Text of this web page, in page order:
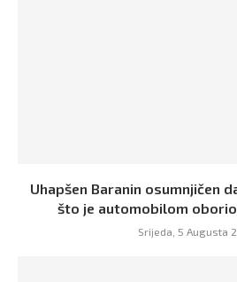
Uhapšen Baranin osumnjičen
što je automobilom
Srijeda, 5 Augusta